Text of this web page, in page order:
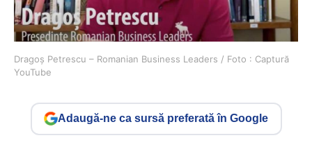
Dragoș Petrescu – Romanian Business Leaders / Foto : Captură
YouTube
Adaugă-ne ca sursă preferată în Google